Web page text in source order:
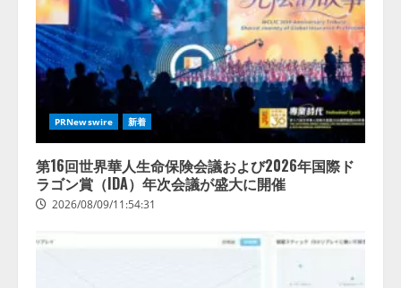
PRNewswire 新着
第16回世界華人生命保険会議および2026年国際ド
ラゴン賞（IDA）年次会議が盛大に開催
2026/08/09/11:54:31